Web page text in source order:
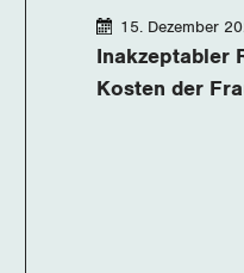
Inakzeptabler
Kosten der
15. Dezember